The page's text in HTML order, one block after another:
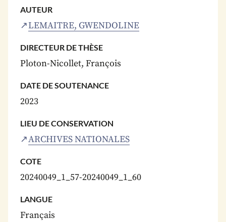
AUTEUR
LEMAITRE, GWENDOLINE
DIRECTEUR DE THÈSE
Ploton-Nicollet, François
DATE DE SOUTENANCE
2023
LIEU DE CONSERVATION
ARCHIVES NATIONALES
COTE
20240049_1_57-20240049_1_60
LANGUE
Français